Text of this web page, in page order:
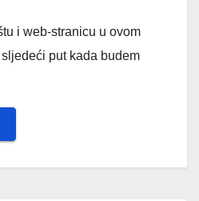
i web-stranicu u ovom
put kada budem